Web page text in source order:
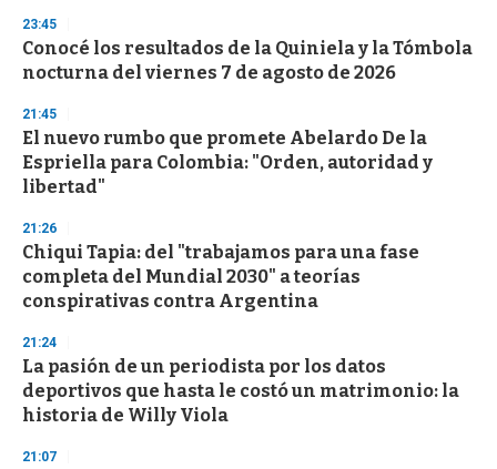
s
e
c
o
d
s
23:45
Conocé los resultados de la Quiniela y la Tómbola
nocturna del viernes 7 de agosto de 2026
21:45
El nuevo rumbo que promete Abelardo De la
Espriella para Colombia: "Orden, autoridad y
libertad"
21:26
Chiqui Tapia: del "trabajamos para una fase
completa del Mundial 2030" a teorías
conspirativas contra Argentina
21:24
La pasión de un periodista por los datos
deportivos que hasta le costó un matrimonio: la
historia de Willy Viola
21:07